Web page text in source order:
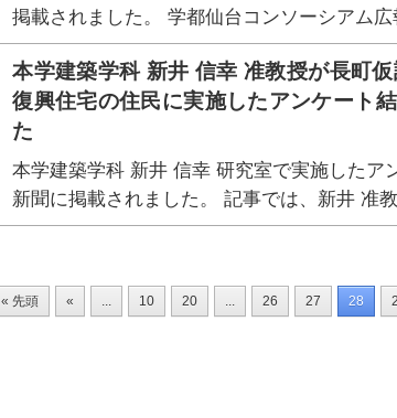
掲載されました。 学都仙台コンソーシアム
本学建築学科 新井 信幸 准教授が長町
復興住宅の住民に実施したアンケート
た
本学建築学科 新井 信幸 研究室で実施したア
新聞に掲載されました。 記事では、新井
« 先頭 « ... 10 20 ... 26 27 28